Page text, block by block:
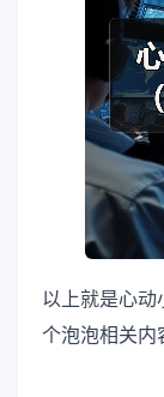
以上就是心动
个泡泡相关内